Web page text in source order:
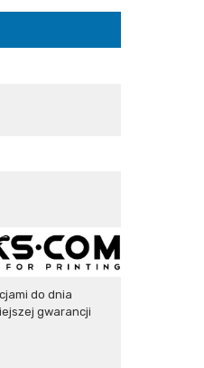
do dnia
gwarancji